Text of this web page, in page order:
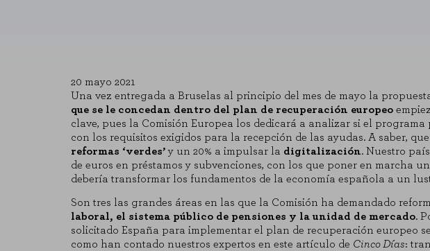
20 mayo 2021
Una vez entregada a Bruselas al principio del mes de mayo la
que se le concedan dentro del plan de recuperación europeo
clave, pues la Comisión Europea los dedicará a analizar si el
con los requisitos exigidos para la recepción de las ayudas. A saber,
reformas ‘verdes’y un 20% a impulsar la digitalización. Nuestro
de euros en préstamos y subvenciones, con los que poner en marcha
debería transformar los fundamentos de la economía española a un
Son tres las grandes áreas en las que la Comisión ha demandado
laboral, el sistema público de pensiones y la unidad de mercado.
solicitado España para implementar el plan de recuperación europeo
como han contado nuestros expertos en este artículo de Cinco Días: